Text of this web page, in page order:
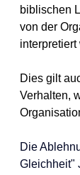
biblischen
von der
interpretiert
Dies gilt
Verhalten,
Die
Gleichheit"